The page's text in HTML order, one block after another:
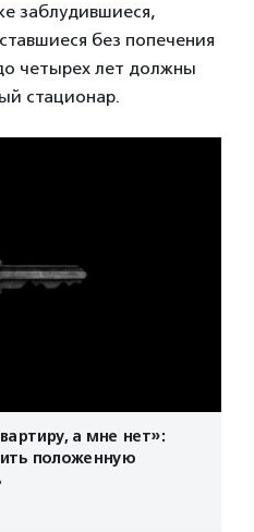
заблудившиеся,
без попечения
четырех лет должны
стационар.
а мне нет»:
положенную